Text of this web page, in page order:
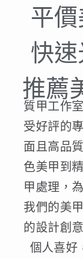
平
快
推薦
質甲工作
受好評的
面且高品
色美甲到
甲處理，
我們的美
的設計創
個人喜好